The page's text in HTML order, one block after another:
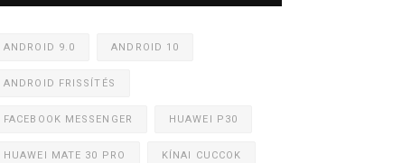
ANDROID 9.0 ANDROID 10
ANDROID FRISSÍTÉS
FACEBOOK MESSENGER HUAWEI P30
HUAWEI MATE 30 PRO KÍNAI CUCCOK